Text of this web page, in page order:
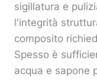
sigillatura e
l'integrità
composito
Spesso è
acqua e sapone